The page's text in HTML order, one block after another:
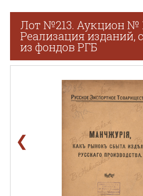
Лот №213. Аукцион №
Реализация изданий,
из фондов РГБ
❮